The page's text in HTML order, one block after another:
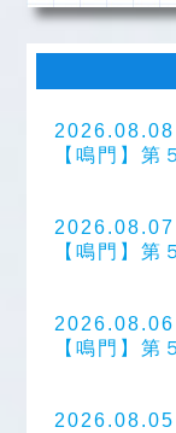
2026.08.08
【鳴門】第
2026.08.07
【鳴門】第
2026.08.06
【鳴門】第
2026.08.05